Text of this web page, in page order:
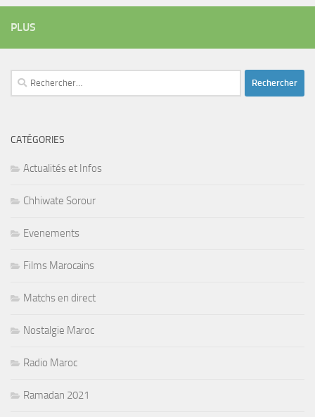
PLUS
Rechercher :
CATÉGORIES
Actualités et Infos
Chhiwate Sorour
Evenements
Films Marocains
Matchs en direct
Nostalgie Maroc
Radio Maroc
Ramadan 2021